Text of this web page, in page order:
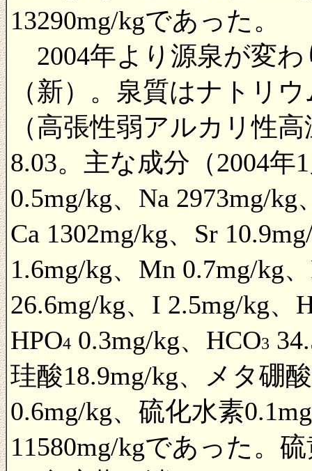
13290mg/kgであった。
2004年より源泉が変
（新）。泉質はナトリ
（高張性弱アルカリ性
8.03。主な成分（2004年
0.5mg/kg、Na 2973mg/
Ca 1302mg/kg、Sr
1.6mg/kg、Mn 0.7mg/kg
26.6mg/kg、I 2.5mg/kg、
HPO4 0.3mg/kg、HCO3
珪酸18.9mg/kg、メタ硼
0.6mg/kg、硫化水素
11580mg/kgであった。